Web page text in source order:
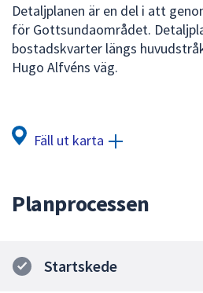
Detaljplanen är en del i att
för Gottsundaområdet.
bostadskvarter längs
Hugo Alfvéns väg.
Fäll ut karta
Planprocessen
Startskede